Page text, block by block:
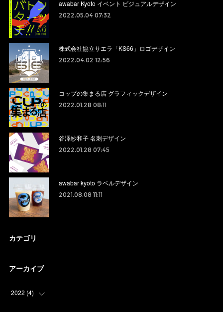
awabar Kyoto イベント ビジュアルデザイン
2022.05.04 07:32
株式会社協立サエラ「KS66」ロゴデザイン
2022.04.02 12:56
コップの集まる店 グラフィックデザイン
2022.01.28 08:11
谷澤紗和子 名刺デザイン
2022.01.28 07:45
awabar kyoto ラベルデザイン
2021.08.08 11:11
カテゴリ
アーカイブ
2022 (4)